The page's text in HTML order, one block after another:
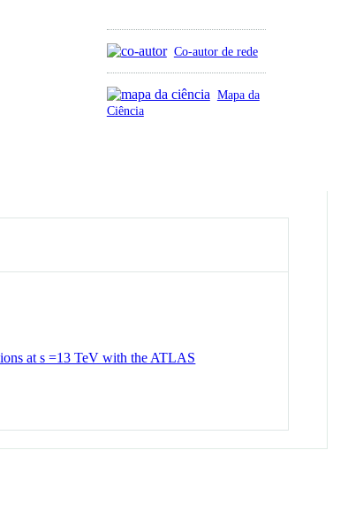
Co-autor de rede
Mapa da
Ciência
at s =13 TeV with the ATLAS